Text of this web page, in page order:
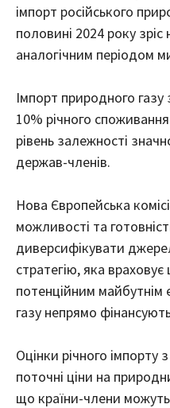
імпорт російського
половині 2024 року
аналогічним періодом
Імпорт природного
10% річного
рівень залежності
держав-членів.
Нова Європейська
можливості та
диверсифікувати
стратегію, яка враховує
потенційним майбутнім
газу непрямо
Оцінки річного імпорту
поточні ціни на
що країни-члени